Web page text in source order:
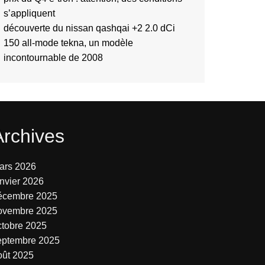
s’appliquent
découverte du nissan qashqai +2 2.0 dCi
150 all-mode tekna, un modèle
incontournable de 2008
2026
2026
2025
2025
2025
2025
2025